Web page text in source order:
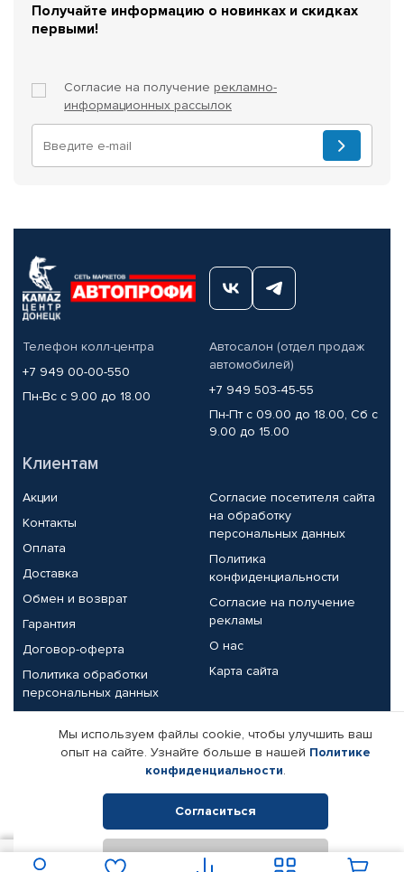
Получайте информацию о новинках и скидках
первыми!
Согласие на получение рекламно-
информационных рассылок
Телефон колл-центра
+7 949 00-00-550
Пн-Вс с 9.00 до 18.00
Автосалон (отдел продаж
автомобилей)
+7 949 503-45-55
Пн-Пт с 09.00 до 18.00, Сб с
9.00 до 15.00
Клиентам
Акции
Контакты
Оплата
Доставка
Обмен и возврат
Гарантия
Договор-оферта
Политика обработки
персональных данных
Согласие посетителя сайта
на обработку
персональных данных
Политика
конфиденциальности
Согласие на получение
рекламы
О нас
Карта сайта
Партнерам
Корпоративным клиентам
Поставщикам
Реквизиты компании
© КАМАЗ ЦЕНТР ДОНЕЦК, 2015-2026. Все права защищены.
Мы используем файлы cookie, чтобы улучшить ваш
опыт на сайте. Узнайте больше в нашей Политике
конфиденциальности.
Согласиться
Отклонить